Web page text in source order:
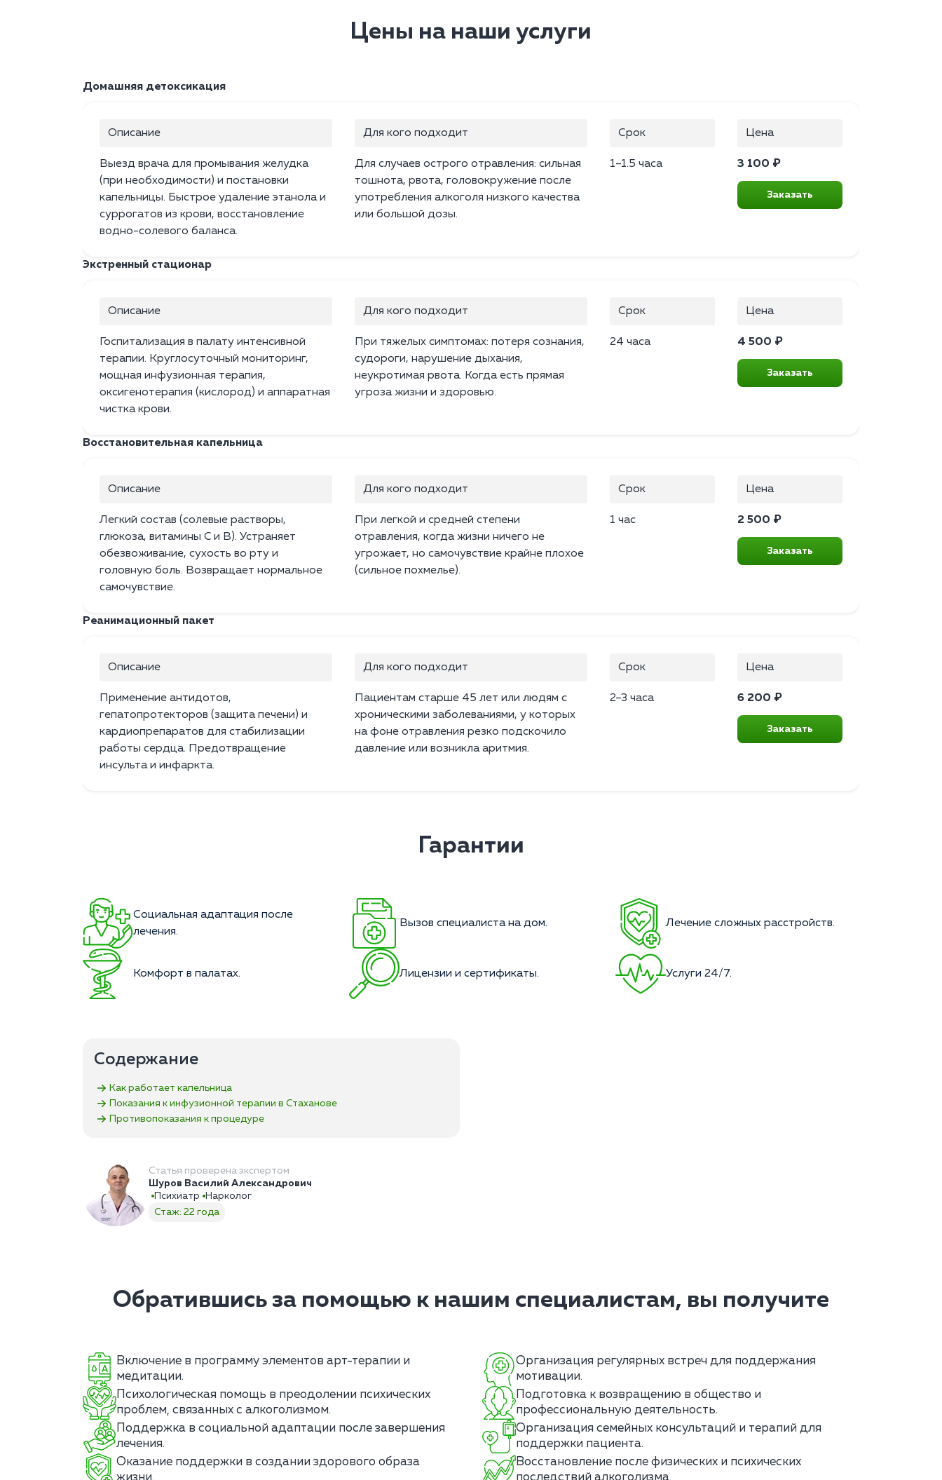
Цены на наши услуги
Домашняя детоксикация
Описание
Выезд врача для промывания желудка
(при необходимости) и постановки
капельницы. Быстрое удаление этанола и
суррогатов из крови, восстановление
водно-солевого баланса.
Для кого подходит
Для случаев острого отравления: сильная
тошнота, рвота, головокружение после
употребления алкоголя низкого качества
или большой дозы.
Срок
1–1.5 часа
Цена
3 100 ₽
Заказать
Экстренный стационар
Описание
Госпитализация в палату интенсивной
терапии. Круглосуточный мониторинг,
мощная инфузионная терапия,
оксигенотерапия (кислород) и аппаратная
чистка крови.
Для кого подходит
При тяжелых симптомах: потеря сознания,
судороги, нарушение дыхания,
неукротимая рвота. Когда есть прямая
угроза жизни и здоровью.
Срок
24 часа
Цена
4 500 ₽
Заказать
Восстановительная капельница
Описание
Легкий состав (солевые растворы,
глюкоза, витамины C и B). Устраняет
обезвоживание, сухость во рту и
головную боль. Возвращает нормальное
самочувствие.
Для кого подходит
При легкой и средней степени
отравления, когда жизни ничего не
угрожает, но самочувствие крайне плохое
(сильное похмелье).
Срок
1 час
Цена
2 500 ₽
Заказать
Реанимационный пакет
Описание
Применение антидотов,
гепатопротекторов (защита печени) и
кардиопрепаратов для стабилизации
работы сердца. Предотвращение
инсульта и инфаркта.
Для кого подходит
Пациентам старше 45 лет или людям с
хроническими заболеваниями, у которых
на фоне отравления резко подскочило
давление или возникла аритмия.
Срок
2–3 часа
Цена
6 200 ₽
Заказать
Гарантии
Социальная адаптация после
лечения.
Вызов специалиста на дом. Лечение сложных расстройств.
Комфорт в палатах. Лицензии и сертификаты. Услуги 24/7.
Содержание
Как работает капельница
Показания к инфузионной терапии в Стаханове
Противопоказания к процедуре
Статья проверена экспертом
Шуров Василий Александрович
Психиатр
Нарколог
Стаж: 22 года
Обратившись за помощью к нашим специалистам, вы получите
Включение в программу элементов арт-терапии и
медитации.
Организация регулярных встреч для поддержания
мотивации.
Психологическая помощь в преодолении психических
проблем, связанных с алкоголизмом.
Подготовка к возвращению в общество и
профессиональную деятельность.
Поддержка в социальной адаптации после завершения
лечения.
Организация семейных консультаций и терапий для
поддержки пациента.
Оказание поддержки в создании здорового образа
Восстановление после физических и психических